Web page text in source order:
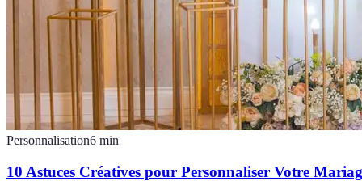
Personnalisation6 min
10 Astuces Créatives pour Personnaliser Votre